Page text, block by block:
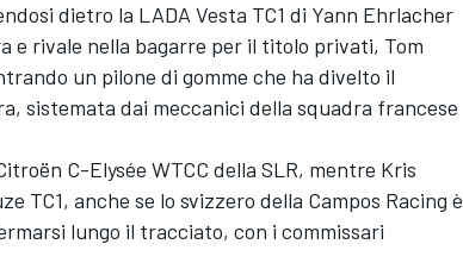
dietro la LADA Vesta TC1 di Yann Ehrlacher
e rivale nella bagarre per il titolo privati, Tom
un pilone di gomme che ha divelto il
sistemata dai meccanici della squadra francese
C-Elysée WTCC della SLR, mentre Kris
TC1, anche se lo svizzero della Campos Racing è
lungo il tracciato, con i commissari